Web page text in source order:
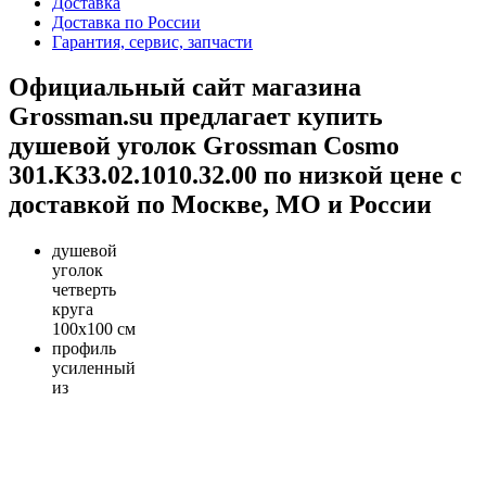
Доставка по России
Гарантия, сервис, запчасти
Официальный сайт магазина
Grossman.su предлагает купить
душевой уголок Grossman Cosmo
301.K33.02.1010.32.00 по низкой цене с
доставкой по Москве, МО и России
душевой
уголок
четверть
круга
100x100 см
профиль
усиленный
из